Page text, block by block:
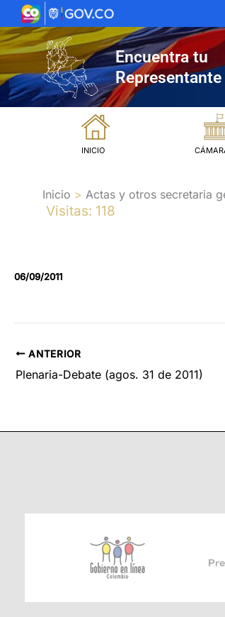
al
contenido
Encuentra tu
Representante
INICIO
Inicio Actas y otros secretaria
Visitas: 118
06/09/2011
ANTERIOR
Plenaria-Debate (agos. 31 de 2011)